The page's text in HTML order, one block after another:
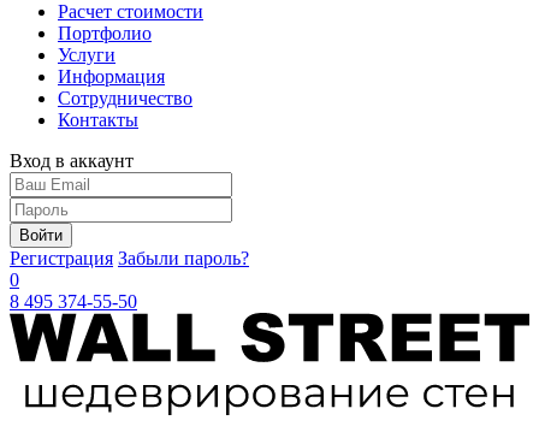
Расчет стоимости
Портфолио
Услуги
Информация
Сотрудничество
Контакты
Вход в аккаунт
Войти
Регистрация Забыли пароль?
0
8 495 374-55-50